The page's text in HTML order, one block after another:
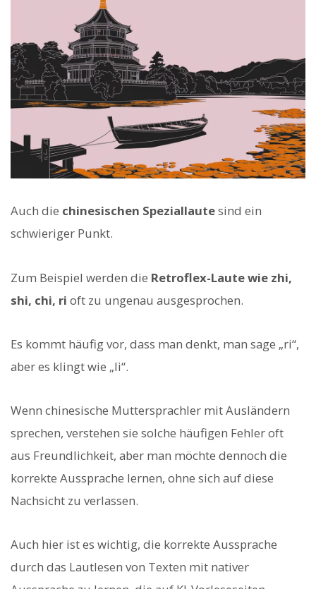
Auch die chinesischen Speziallautesind ein
schwieriger Punkt.
Zum Beispiel werden die Retroflex-Laute wie zhi,
shi, chi, ri oft zu ungenau ausgesprochen.
Es kommt häufig vor, dass man denkt, man sage „ri“,
aber es klingt wie „li“.
Wenn chinesische Muttersprachler mit Ausländern
sprechen, verstehen sie solche häufigen Fehler oft
aus Freundlichkeit, aber man möchte dennoch die
korrekte Aussprache lernen, ohne sich auf diese
Nachsicht zu verlassen.
Auch hier ist es wichtig, die korrekte Aussprache
durch das Lautlesen von Texten mit nativer